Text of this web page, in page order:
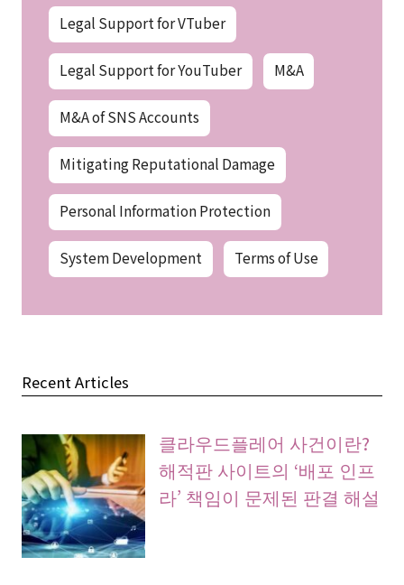
Legal Support for VTuber
Legal Support for YouTuber M&A
M&A of SNS Accounts
Mitigating Reputational Damage
Personal Information Protection
System Development Terms of Use
Recent Articles
클라우드플레어 사건이란?
해적판 사이트의 ‘배포 인프
라’ 책임이 문제된 판결 해설